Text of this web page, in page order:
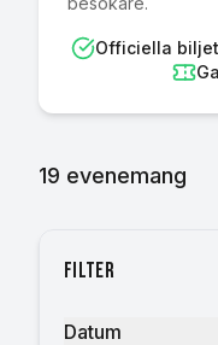
Officiella
19 evenemang
Filter
Datum